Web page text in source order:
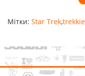
Мітки: Star Trek,trekkie